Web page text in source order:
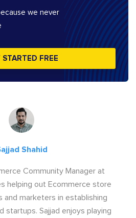
we never
STARTED FREE
Shahid
Community Manager at
helping out Ecommerce store
and marketers in establishing
startups. Sajjad enjoys playing